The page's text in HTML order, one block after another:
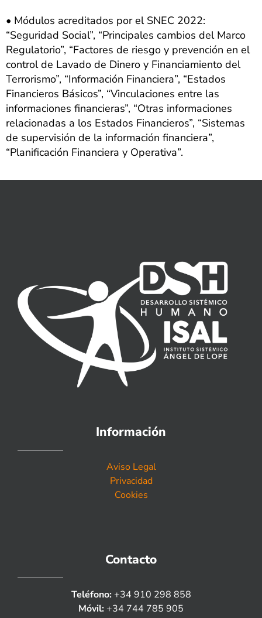
• Módulos acreditados por el SNEC 2022:
“Seguridad Social”, “Principales cambios del Marco
Regulatorio”, “Factores de riesgo y prevención en el
control de Lavado de Dinero y Financiamiento del
Terrorismo”, “Información Financiera”, “Estados
Financieros Básicos”, “Vinculaciones entre las
informaciones financieras”, “Otras informaciones
relacionadas a los Estados Financieros”, “Sistemas
de supervisión de la información financiera”,
“Planificación Financiera y Operativa”.
Información
Aviso Legal
Privacidad
Cookies
Contacto
Teléfono: +34 910 298 858
Móvil: +34 744 785 905